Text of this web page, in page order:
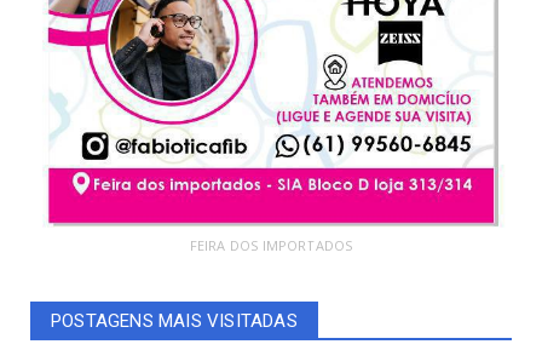
FEIRA DOS IMPORTADOS
POSTAGENS MAIS VISITADAS